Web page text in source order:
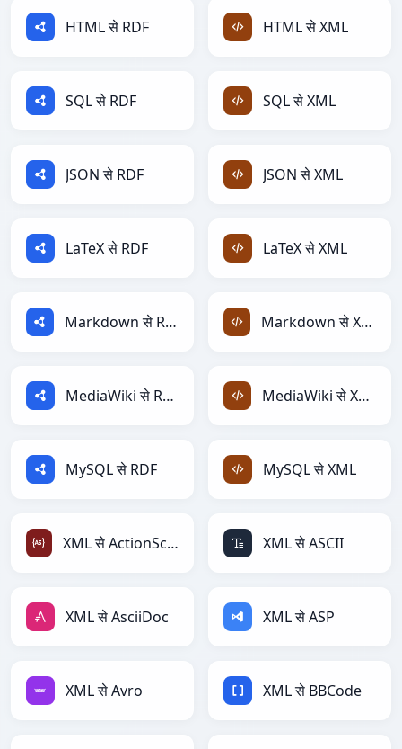
HTML से RDF HTML से XML
SQL से RDF SQL से XML
JSON से RDF JSON से XML
LaTeX से RDF LaTeX से XML
Markdown से RDF Markdown से XML
MediaWiki से RDF MediaWiki से XML
MySQL से RDF MySQL से XML
XML से ActionScript XML से ASCII
XML से AsciiDoc XML से ASP
XML से Avro XML से BBCode